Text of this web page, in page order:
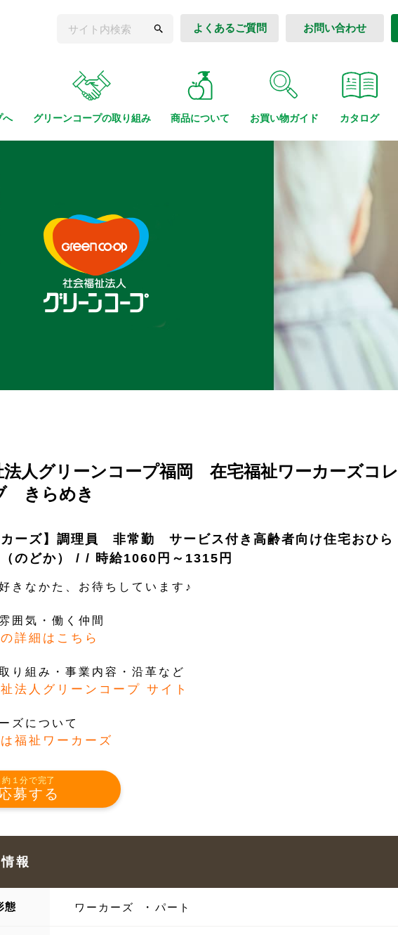
よくあるご質問 お問い合わせ
へ グリーンコープの取り組み 商品について お買い物ガイド カタログ
法人グリーンコープ福岡 在宅福祉ワーカーズコレ
きらめき
カーズ】調理員 非常勤 サービス付き高齢者向け住宅おひら
のどか） / / 時給1060円～1315円
きなかた、お待ちしています♪
囲気・働く仲間
詳細はこちら
り組み・事業内容・沿革など
法人グリーンコープ サイト
ズについて
福祉ワーカーズ
約１分で完了
募する
報
態 ワーカーズ パート